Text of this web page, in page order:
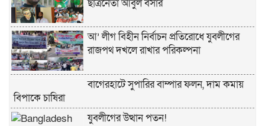
ছাত্রনেতা আবুল বসার
আ’ লীগ বিহীন নির্বাচন প্রতিরোধে যুবলীগের
রাজপথ দখলে রাখার পরিকল্পনা
বাগেরহাটে সুপারির বাম্পার ফলন, দাম কমায়
বিপাকে চাষিরা
যুবলীগের উত্থান পতন!